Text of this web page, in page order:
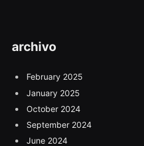
archivo
February 2025
January 2025
October 2024
September 2024
June 2024